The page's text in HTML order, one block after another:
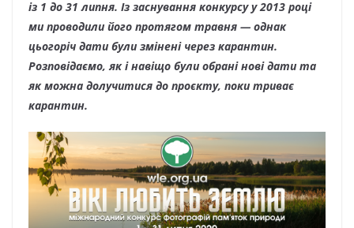
із 1 до 31 липня. Із заснування конкурсу у 2013 році
ми проводили його протягом травня — однак
цьогоріч дати були змінені через карантин.
Розповідаємо, як і навіщо були обрані нові дати та
як можна долучитися до проєкту, поки триває
карантин.